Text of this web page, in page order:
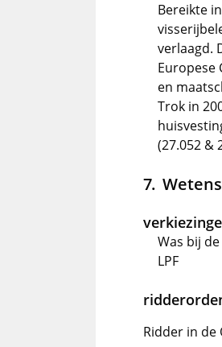
Bereikte
verlaagd.
Europese
en
Trok in
(27.052 &
Was bij
LPF
Ridder in de